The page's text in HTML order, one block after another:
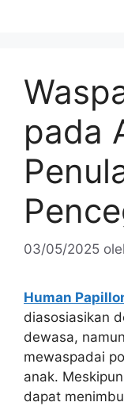
pada
03/05/2025
Human
diasosiasikan
dewasa,
mewaspadai
anak.
dapat